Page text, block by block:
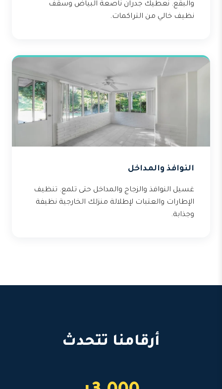
والبقع. نعطيك جدران ناصعة البياض وسقف
نظيف خالي من التراكمات.
النوافذ والمداخل
غسيل النوافذ والزجاج والمداخل حتى تلمع. تنظيف
الإطارات والعتبات لإطلالة منزلك الخارجية نظيفة
وجذابة.
أرقامنا تتحدث